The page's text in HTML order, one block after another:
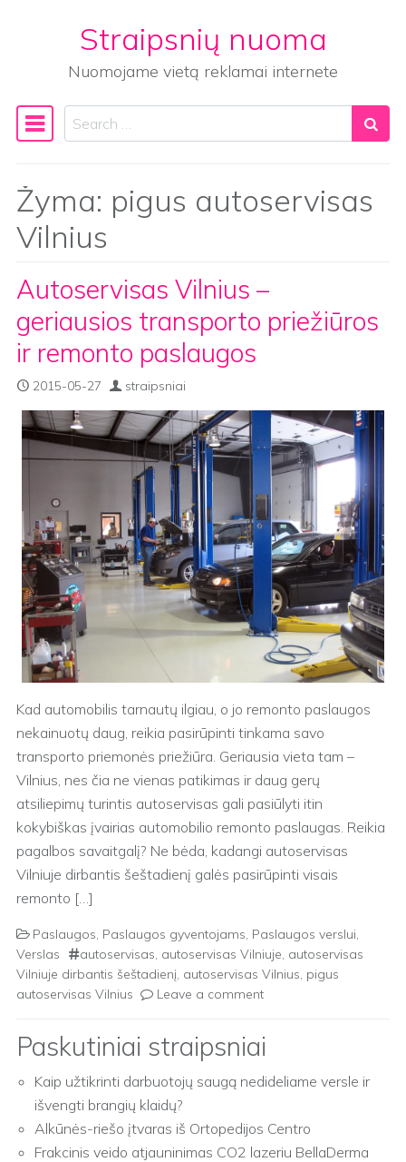
Straipsnių nuoma
Nuomojame vietą reklamai internete
Main Navigation
Search
Žyma: pigus autoservisas
Vilnius
Autoservisas Vilnius –
geriausios transporto priežiūros
ir remonto paslaugos
2015-05-27 straipsniai
Kad automobilis tarnautų ilgiau, o jo remonto paslaugos
nekainuotų daug, reikia pasirūpinti tinkama savo
transporto priemonės priežiūra. Geriausia vieta tam –
Vilnius, nes čia ne vienas patikimas ir daug gerų
atsiliepimų turintis autoservisas gali pasiūlyti itin
kokybiškas įvairias automobilio remonto paslaugas. Reikia
pagalbos savaitgalį? Ne bėda, kadangi autoservisas
Vilniuje dirbantis šeštadienį galės pasirūpinti visais
remonto […]
Paslaugos, Paslaugos gyventojams, Paslaugos verslui,
Verslas
autoservisas, autoservisas Vilniuje, autoservisas
Vilniuje dirbantis šeštadienį, autoservisas Vilnius, pigus
autoservisas Vilnius
Leave a comment
Paskutiniai straipsniai
Kaip užtikrinti darbuotojų saugą nedideliame versle ir
išvengti brangių klaidų?
Alkūnės-riešo įtvaras iš Ortopedijos Centro
Frakcinis veido atjauninimas CO2 lazeriu BellaDerma